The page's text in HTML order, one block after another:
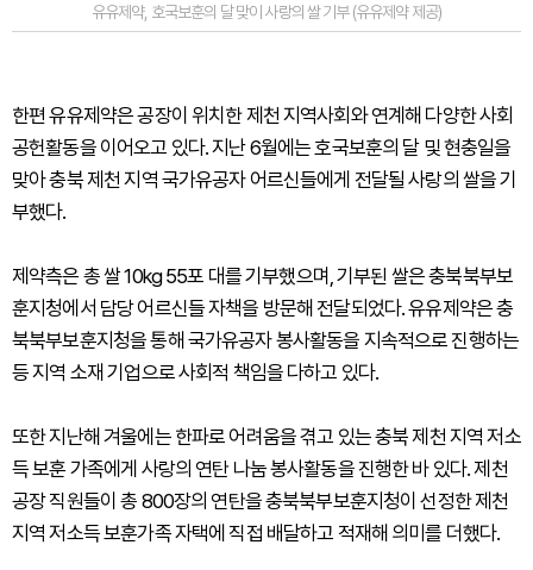
유유제약, 호국보훈의 달 맞이 사랑의 쌀 기부 (유유제약 제공)
한편 유유제약은 공장이 위치한 제천 지역사회와 연계해 다양한 사회
공헌활동을 이어오고 있다. 지난 6월에는 호국보훈의 달 및 현충일을
맞아 충북 제천 지역 국가유공자 어르신들에게 전달될 사랑의 쌀을 기
부했다.
제약측은 총 쌀 10kg 55포 대를 기부했으며, 기부된 쌀은 충북북부보
훈지청에서 담당 어르신들 자책을 방문해 전달되었다. 유유제약은 충
북북부보훈지청을 통해 국가유공자 봉사활동을 지속적으로 진행하는
등 지역 소재 기업으로 사회적 책임을 다하고 있다.
또한 지난해 겨울에는 한파로 어려움을 겪고 있는 충북 제천 지역 저소
득 보훈 가족에게 사랑의 연탄 나눔 봉사활동을 진행한 바 있다. 제천
공장 직원들이 총 800장의 연탄을 충북북부보훈지청이 선정한 제천
지역 저소득 보훈가족 자택에 직접 배달하고 적재해 의미를 더했다.